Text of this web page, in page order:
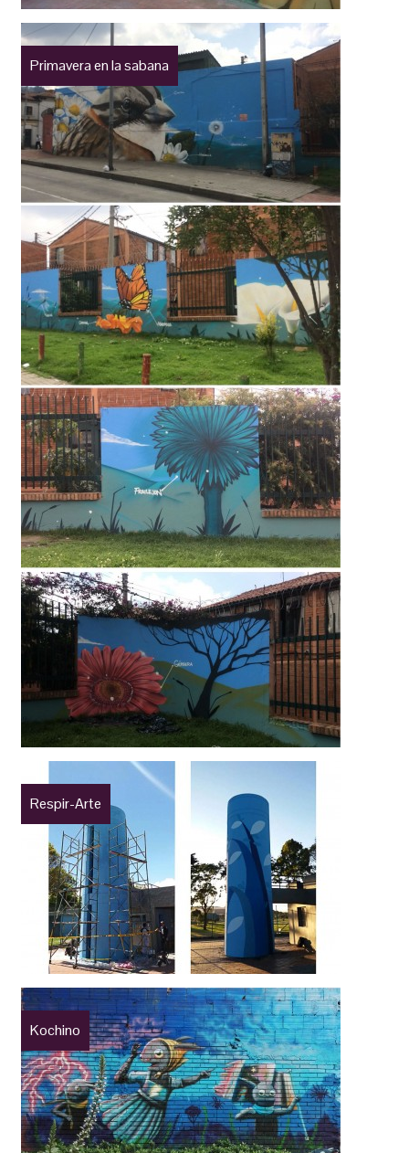
Primavera en la sabana
Respir-Arte
Kochino